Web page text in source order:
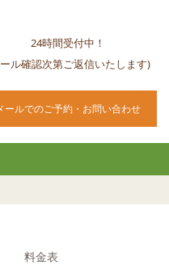
24時間受付中！
ル確認次第ご返信いたします)
ールでのご予約・お問い合わせ
料金表